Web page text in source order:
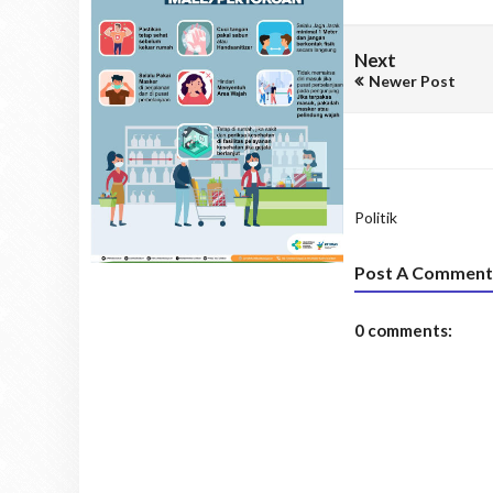
Next
Newer Post
Politik
Post A
0 comments: